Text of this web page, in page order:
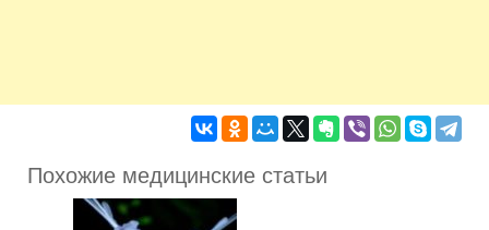
Похожие медицинские статьи